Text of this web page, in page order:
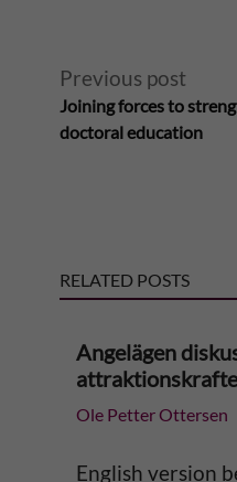
Previous post
Joining forces to
doctoral education
RELATED POSTS
Angelägen
Ole Petter Ottersen
English version